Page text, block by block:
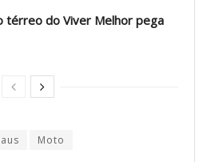
térreo do Viver Melhor pega
Moto